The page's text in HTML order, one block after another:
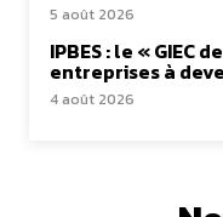
5 août 2026
IPBES : le «
entreprises à
4 août 2026